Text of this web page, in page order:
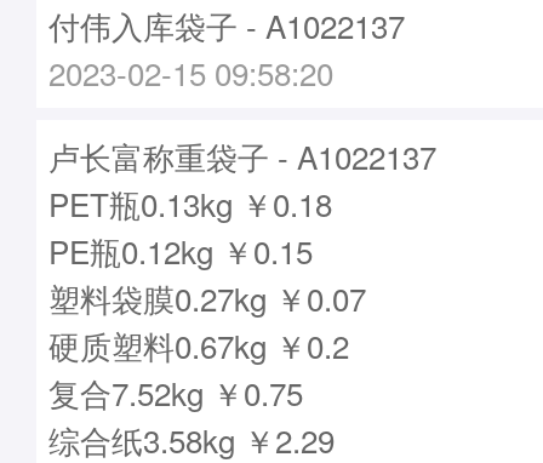
付伟入库袋子 - A1022137
2023-02-15 09:58:20
卢长富称重袋子 - A1022137
PET瓶0.13kg ￥0.18
PE瓶0.12kg ￥0.15
塑料袋膜0.27kg ￥0.07
硬质塑料0.67kg ￥0.2
复合7.52kg ￥0.75
综合纸3.58kg ￥2.29